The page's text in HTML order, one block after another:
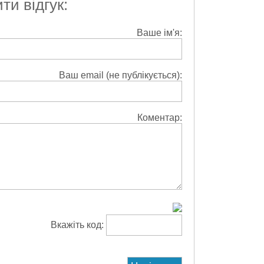
відгук:
Ваше ім'я:
Ваш email (не публікується):
Коментар:
Вкажіть код: